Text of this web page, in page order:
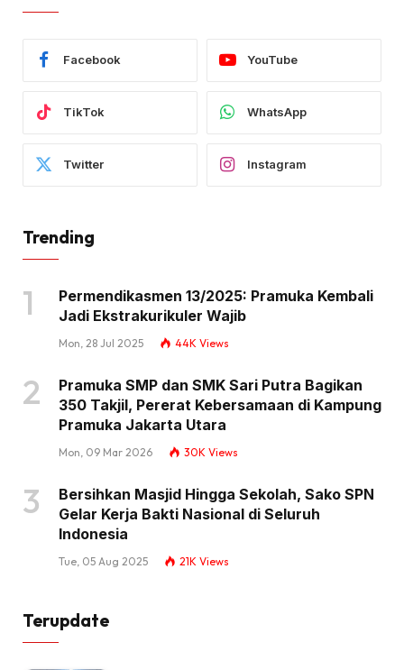
Facebook YouTube
TikTok WhatsApp
Twitter Instagram
Trending
Permendikasmen 13/2025: Pramuka Kembali
Jadi Ekstrakurikuler Wajib
Mon, 28 Jul 2025 44K Views
Pramuka SMP dan SMK Sari Putra Bagikan
350 Takjil, Pererat Kebersamaan di Kampung
Pramuka Jakarta Utara
Mon, 09 Mar 2026 30K Views
Bersihkan Masjid Hingga Sekolah, Sako SPN
Gelar Kerja Bakti Nasional di Seluruh
Indonesia
Tue, 05 Aug 2025 21K Views
Terupdate